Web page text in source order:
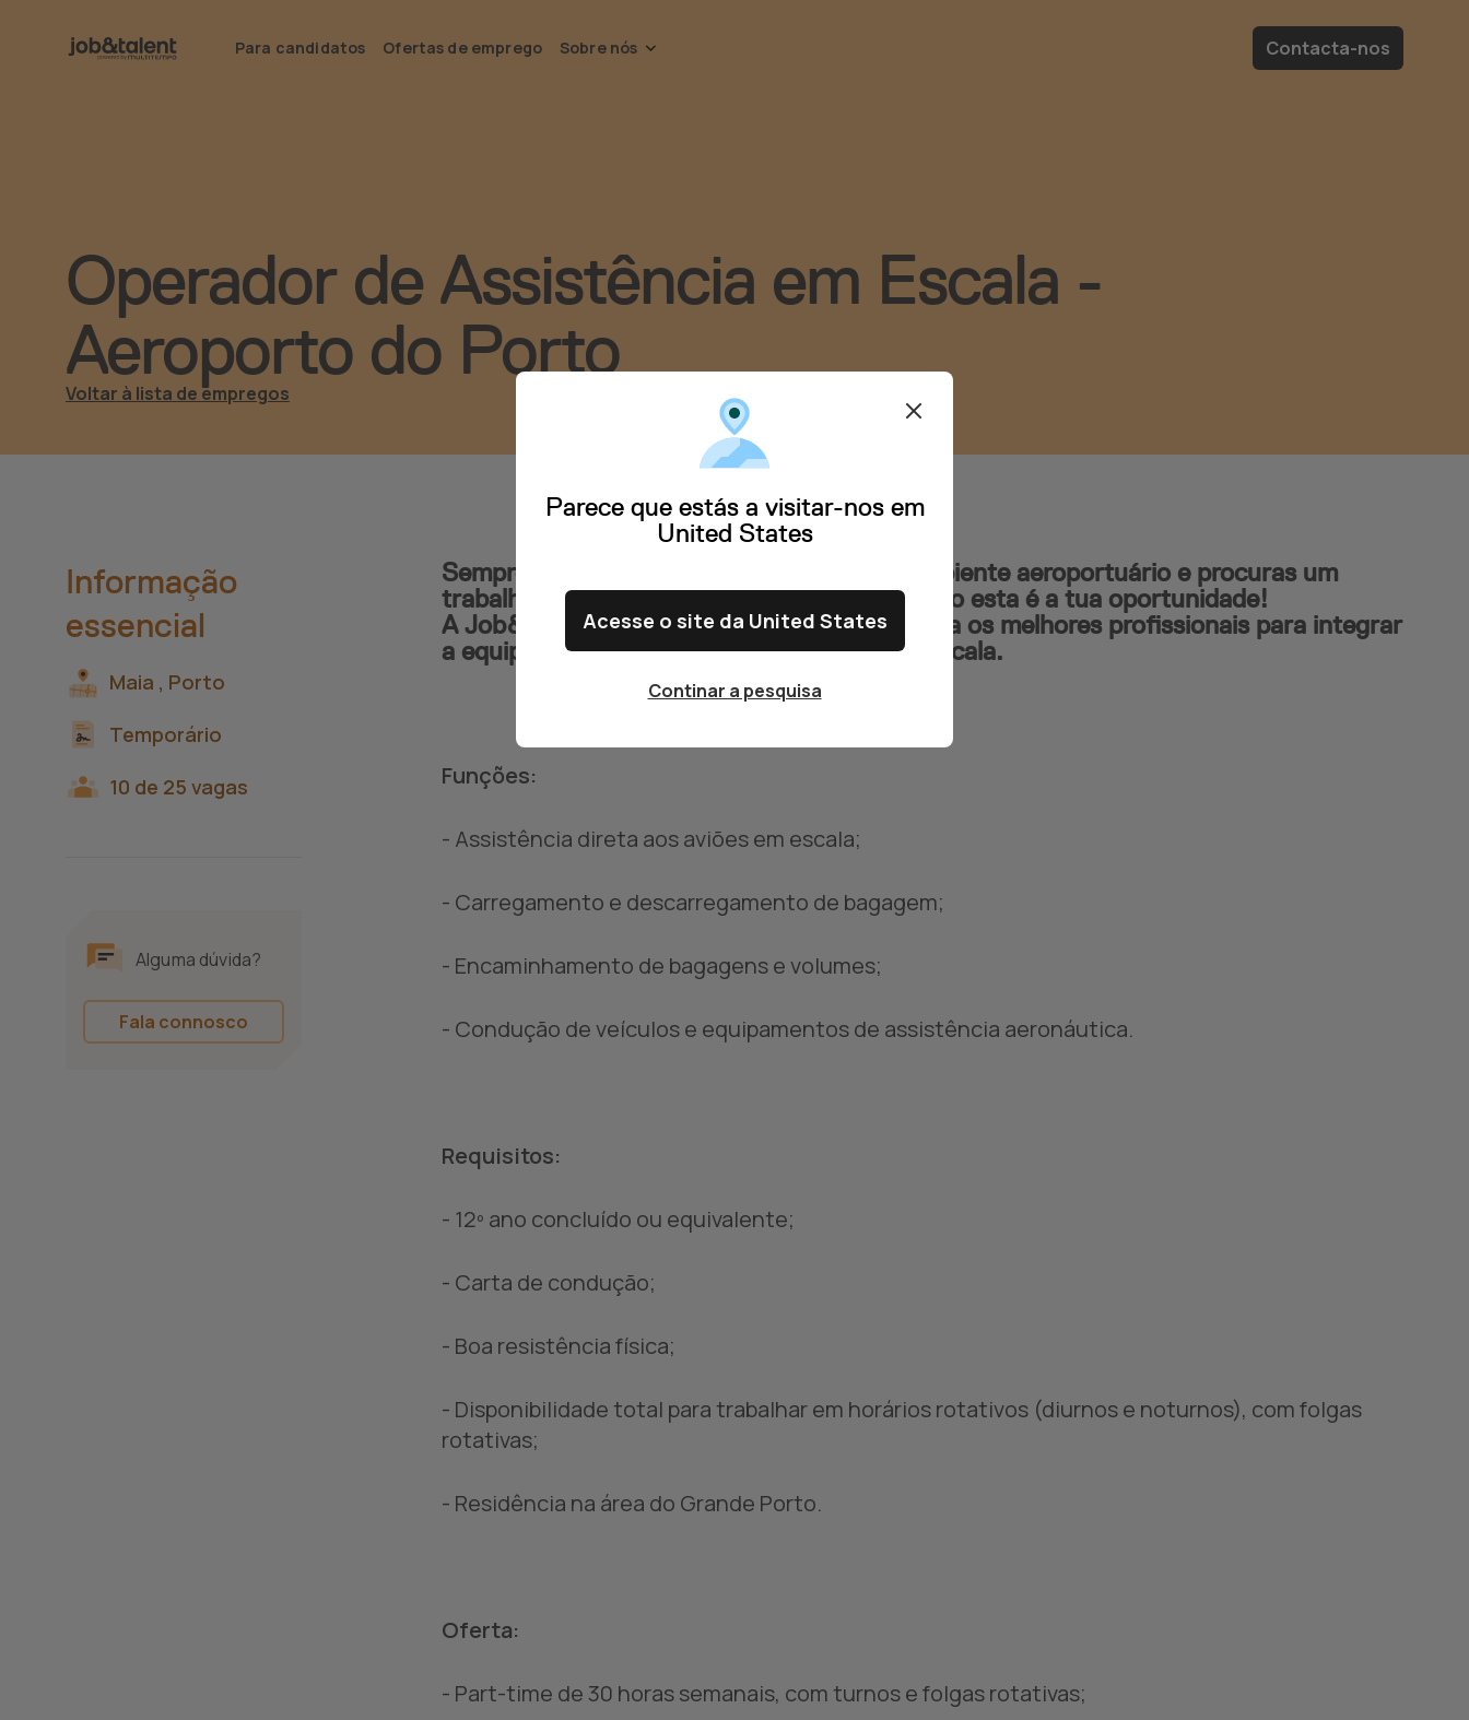
Para candidatos Ofertas de emprego Sobre nós Contacta-nos
Operador de Assistência em Escala -
Aeroporto do Porto
Voltar à lista de empregos
Sempre sonhaste adquirir experiência no ambiente aeroportuário e procuras um
trabalho único, dinâmico e sem rotinas? Então esta é a tua oportunidade!
A Job&Talent powered by Multitempo procura os melhores profissionais para integrar
a equipa de Operadores de Assistência em Escala.
Funções:
- Assistência direta aos aviões em escala;
- Carregamento e descarregamento de bagagem;
- Encaminhamento de bagagens e volumes;
- Condução de veículos e equipamentos de assistência aeronáutica.
Requisitos:
- 12º ano concluído ou equivalente;
- Carta de condução;
- Boa resistência física;
- Disponibilidade total para trabalhar em horários rotativos (diurnos e noturnos), com folgas
rotativas;
- Residência na área do Grande Porto.
Oferta:
- Part-time de 30 horas semanais, com turnos e folgas rotativas;
Informação
essencial
Maia , Porto
Temporário
10 de 25 vagas
Alguma dúvida?
Fala connosco
Parece que estás a visitar-nos em
United States
Acesse o site da United States
Continar a pesquisa